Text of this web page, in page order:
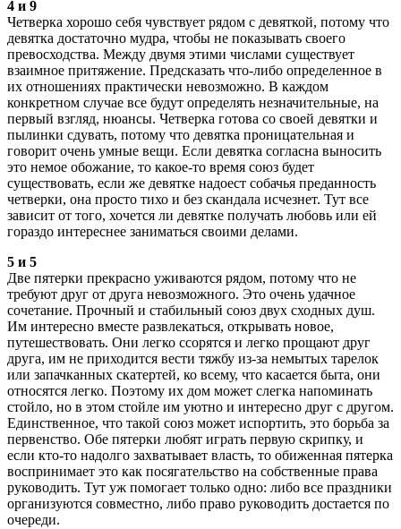
4 и 9
Четверка хорошо себя чувствует рядом с девяткой, потому что
девятка достаточно мудра, чтобы не показывать своего
превосходства. Между двумя этими числами существует
взаимное притяжение. Предсказать что-либо определенное в
их отношениях практически невозможно. В каждом
конкретном случае все будут определять незначительные, на
первый взгляд, нюансы. Четверка готова со своей девятки и
пылинки сдувать, потому что девятка проницательная и
говорит очень умные вещи. Если девятка согласна выносить
это немое обожание, то какое-то время союз будет
существовать, если же девятке надоест собачья преданность
четверки, она просто тихо и без скандала исчезнет. Тут все
зависит от того, хочется ли девятке получать любовь или ей
гораздо интереснее заниматься своими делами.
5 и 5
Две пятерки прекрасно уживаются рядом, потому что не
требуют друг от друга невозможного. Это очень удачное
сочетание. Прочный и стабильный союз двух сходных душ.
Им интересно вместе развлекаться, открывать новое,
путешествовать. Они легко ссорятся и легко прощают друг
друга, им не приходится вести тяжбу из-за немытых тарелок
или запачканных скатертей, ко всему, что касается быта, они
относятся легко. Поэтому их дом может слегка напоминать
стойло, но в этом стойле им уютно и интересно друг с другом.
Единственное, что такой союз может испортить, это борьба за
первенство. Обе пятерки любят играть первую скрипку, и
если кто-то надолго захватывает власть, то обиженная пятерка
воспринимает это как посягательство на собственные права
руководить. Тут уж помогает только одно: либо все праздники
организуются совместно, либо право руководить достается по
очереди.